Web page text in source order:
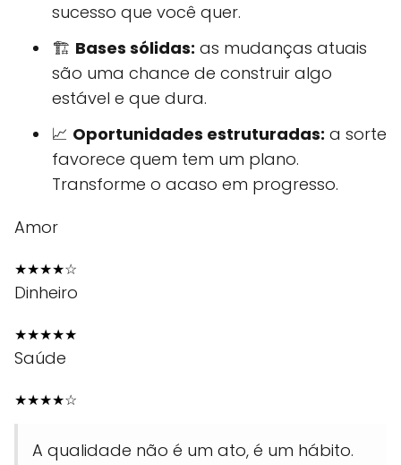
sucesso que você quer.
🏗️ Bases sólidas: as mudanças atuais
são uma chance de construir algo
estável e que dura.
📈 Oportunidades estruturadas: a sorte
favorece quem tem um plano.
Transforme o acaso em progresso.
Amor
★★★★☆
Dinheiro
★★★★★
Saúde
★★★★☆
A qualidade não é um ato, é um hábito.